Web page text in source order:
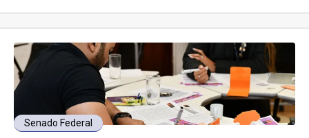
Senado Federal